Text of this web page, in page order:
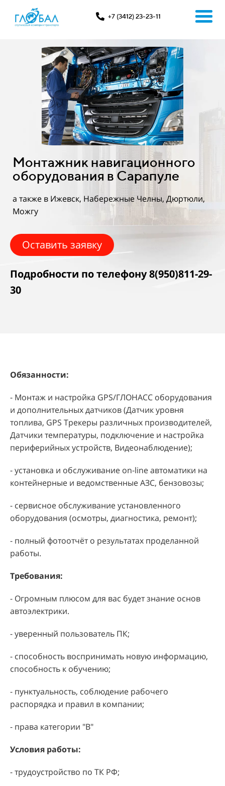
+7 (3412) 23-23-11
Монтажник навигационного
оборудования в Сарапуле
а также в Ижевск, Набережные Челны, Дюртюли,
Можгу
Оставить заявку
Подробности по телефону 8(950)811-29-
30
Обязанности:
- Монтаж и настройка GPS/ГЛОНАСС оборудования
и дополнительных датчиков (Датчик уровня
топлива, GPS Трекеры различных производителей,
Датчики температуры, подключение и настройка
периферийных устройств, Видеонаблюдение);
- установка и обслуживание on-line автоматики на
контейнерные и ведомственные АЗС, бензовозы;
- сервисное обслуживание установленного
оборудования (осмотры, диагностика, ремонт);
- полный фотоотчёт о результатах проделанной
работы.
Требования:
- Огромным плюсом для вас будет знание основ
автоэлектрики.
- уверенный пользователь ПК;
- способность воспринимать новую информацию,
способность к обучению;
- пунктуальность, соблюдение рабочего
распорядка и правил в компании;
- права категории "В"
Условия работы:
- трудоустройство по ТК РФ;